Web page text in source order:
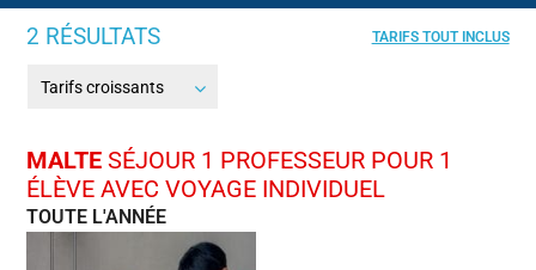
12 ans
16 ans
17 ans
Malte
USA
Australie
France
Février / Mars
Juin
Août
Hors vacances scolaires
2 RÉSULTATS TARIFS TOUT INCLUS
MALTE SÉJOUR 1 PROFESSEUR POUR 1
ÉLÈVE AVEC VOYAGE INDIVIDUEL
TOUTE L'ANNÉE